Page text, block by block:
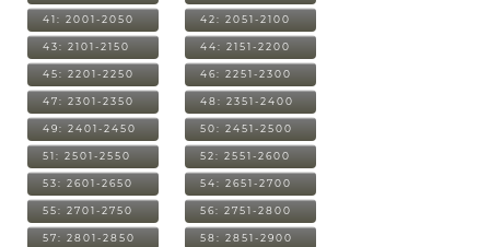
41: 2001-2050 42: 2051-2100
43: 2101-2150 44: 2151-2200
45: 2201-2250 46: 2251-2300
47: 2301-2350 48: 2351-2400
49: 2401-2450 50: 2451-2500
51: 2501-2550 52: 2551-2600
53: 2601-2650 54: 2651-2700
55: 2701-2750 56: 2751-2800
57: 2801-2850 58: 2851-2900